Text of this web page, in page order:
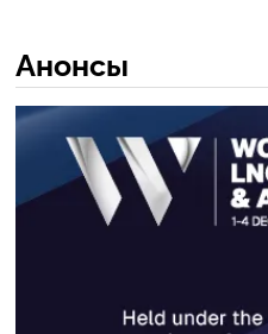
Анонсы